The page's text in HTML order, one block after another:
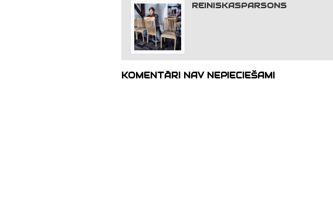
REINISKASPARSONS
KOMENTĀRI NAV NEPIECIEŠAMI